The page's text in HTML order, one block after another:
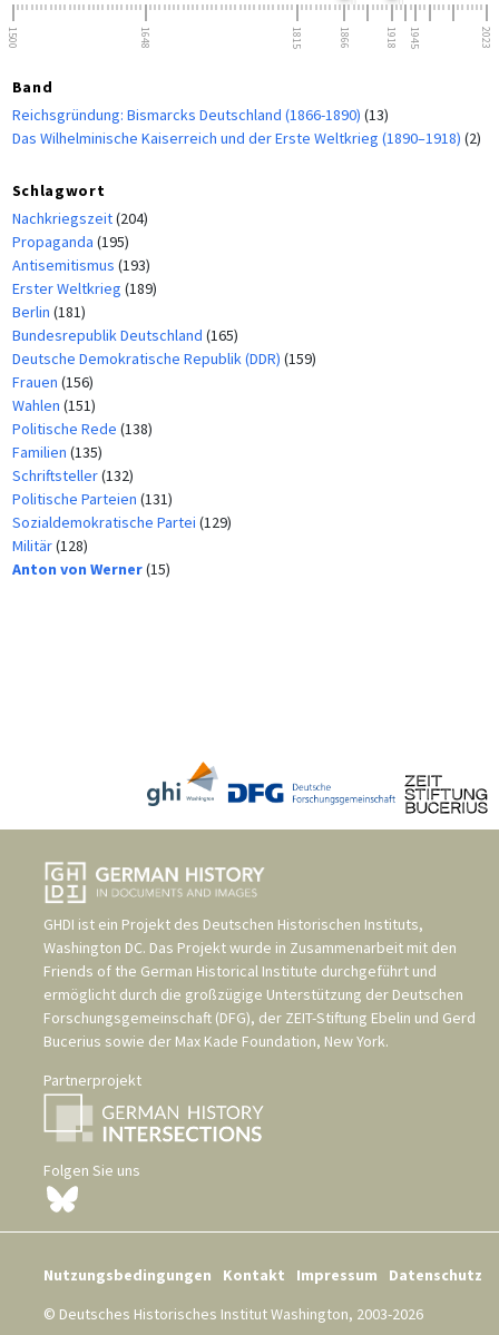
1500 1648 1815 1866 1918 1945 2023
Band
Reichsgründung: Bismarcks Deutschland (1866-1890) (13)
Das Wilhelminische Kaiserreich und der Erste Weltkrieg (1890–1918) (2)
Schlagwort
Nachkriegszeit(204)
Propaganda (195)
Antisemitismus (193)
Erster Weltkrieg (189)
Berlin (181)
Bundesrepublik Deutschland (165)
Deutsche Demokratische Republik (DDR) (159)
Frauen (156)
Wahlen (151)
Politische Rede (138)
Familien (135)
Schriftsteller(132)
Politische Parteien (131)
Sozialdemokratische Partei (129)
Militär(128)
Anton von Werner(15)
GHDI ist ein Projekt des Deutschen Historischen Instituts,
Washington DC. Das Projekt wurde in Zusammenarbeit mit den
Friends of the German Historical Institute durchgeführt und
ermöglicht durch die großzügige Unterstützung der Deutschen
Forschungsgemeinschaft (DFG), der ZEIT-Stiftung Ebelin und Gerd
Bucerius sowie der Max Kade Foundation, New York.
Partnerprojekt
Folgen Sie uns
Nutzungsbedingungen Kontakt Impressum
Datenschutz
© Deutsches Historisches Institut Washington, 2003-2026